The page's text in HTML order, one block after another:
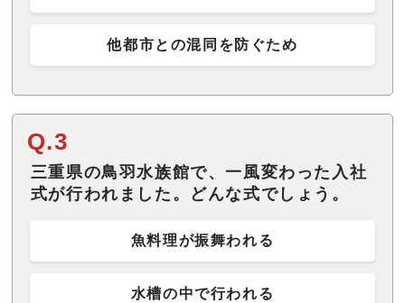
他都市との混同を防ぐため
Q.3
三重県の鳥羽水族館で、一風変わった入社
式が行われました。どんな式でしょう。
魚料理が振舞われる
水槽の中で行われる